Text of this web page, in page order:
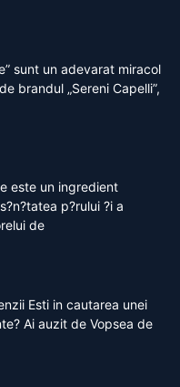
sunt un adevarat miracol
brandul „Sereni Capelli”,
este un ingredient
p?rului ?i a
de
Esti in cautarea unei
Ai auzit de Vopsea de